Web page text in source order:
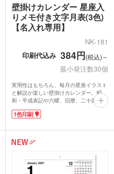
壁掛けカレンダー 星座入
りメモ付き文字月表(3色)
【名入れ専用】
NK-181
印刷代込み 384円(税込)～
最小発注数30個
実用性はもちろん、毎月の星座イラスト
と解説が楽しい壁掛けカレンダー。昭
和・平成表記や六曜、旧暦、二十四節
気、九星、六十干支まで網羅された暦情
報が満載。さらに、月ごとの行事や季節
ます。メモ欄は3段に分かれ、家族や仕
事、個人予定を分けて書き込めて便利。
カレンダー下部に名入れが可能。企業名
を入れて配布すれば、1年間しっかりア
ピールできる人気のノベルティアイテム
です。
1色印刷